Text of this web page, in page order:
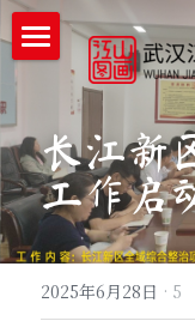
首页
企业详情
企业实力
工程案例
新闻中心
长江新
工作启
2025年6月28日 · 5